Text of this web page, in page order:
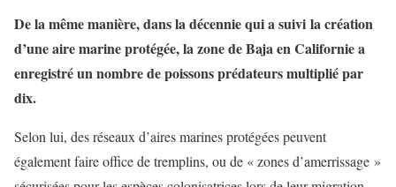
De la même manière, dans la décennie qui a suivi la création
d’une aire marine protégée, la zone de Baja en Californie a
enregistré un nombre de poissons prédateurs multiplié par
dix.
Selon lui, des réseaux d’aires marines protégées peuvent
également faire office de tremplins, ou de « zones d’amerrissage »